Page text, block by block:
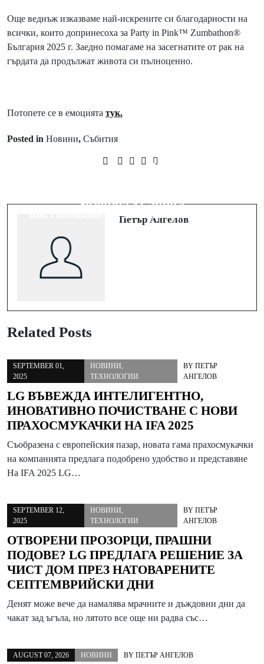
Още веднъж изказваме най-искрените си благодарности на
всички, които допринесоха за Party in Pink™ Zumbathon®
България 2025 г. Заедно помагаме на засегнатите от рак на
гърдата да продължат живота си пълноценно.
Потопете се в емоцията тук.
Posted in Новини, Събития
Пампорово обявява
настаняване от 21 март до 6 април
сезон на 11 април
Петър Ангелов
Related Posts
SEPTEMBER 01,
2025
НОВИНИ,
ТЕХНОЛОГИИ
BY ПЕТЪР
АНГЕЛОВ
LG ВЪВЕЖДА ИНТЕЛИГЕНТНО,
ИНОВАТИВНО ПОЧИСТВАНЕ С НОВИ
ПРАХОСМУКАЧКИ НА IFA 2025
Съобразенa с европейския пазар, новата гама прахосмукачки
на компанията предлага подобрено удобство и представяне
На IFA 2025 LG…
SEPTEMBER 12,
2025
НОВИНИ,
ТЕХНОЛОГИИ
BY ПЕТЪР
АНГЕЛОВ
ОТВОРЕНИ ПРОЗОРЦИ, ПРАШНИ
ПОДОВЕ? LG ПРЕДЛАГА РЕШЕНИЕ ЗА
ЧИСТ ДОМ ПРЕЗ НАТОВАРЕНИТЕ
СЕПТЕМВРИЙСКИ ДНИ
Денят може вече да намалява мрачните и дъждовни дни да
чакат зад ъгъла, но лятото все още ни радва със…
AUGUST 07, 2026 НОВИНИ BY ПЕТЪР АНГЕЛОВ